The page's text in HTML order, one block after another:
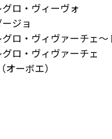
ロ・ヴィーヴォ
ジョ
ロ・ヴィヴァーチェ～
ロ・ヴィヴァーチェ
ーボエ）